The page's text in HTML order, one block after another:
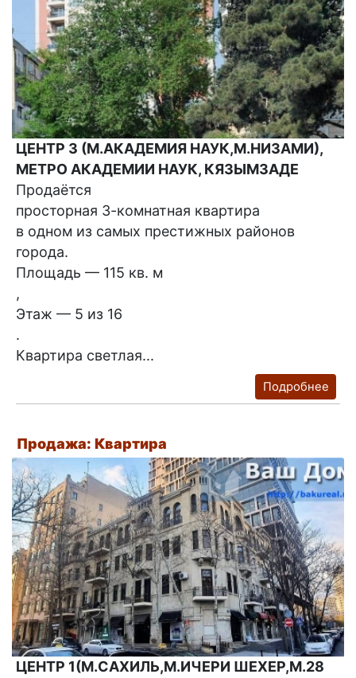
ЦЕНТР 3 (М.АКАДЕМИЯ НАУК,М.НИЗАМИ),
МЕТРО АКАДЕМИИ НАУК, КЯЗЫМЗАДЕ
Продаётся
просторная 3-комнатная квартира
в одном из самых престижных районов
города.
Площадь — 115 кв. м
,
Этаж — 5 из 16
.
Квартира светлая...
Подробнее
Продажа: Квартира
ЦЕНТР 1(М.САХИЛЬ,М.ИЧЕРИ ШЕХЕР,М.28